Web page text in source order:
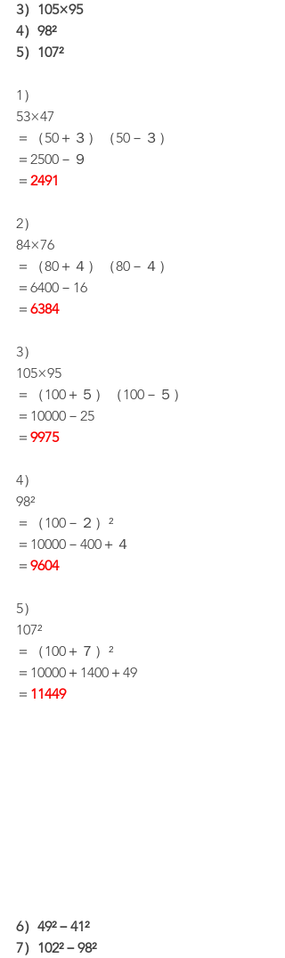
3）105×95
4）98²
5）107²
1）
53×47
＝（50＋３）（50－３）
＝2500－９
＝ 2491
2）
84×76
＝（80＋４）（80－４）
＝6400－16
＝ 6384
3）
105×95
＝（100＋５）（100－５）
＝10000－25
＝ 9975
4）
98²
＝（100－２）²
＝10000－400＋４
＝ 9604
5）
107²
＝（100＋７）²
＝10000＋1400＋49
＝ 11449
6）49²－41²
7）102²－98²